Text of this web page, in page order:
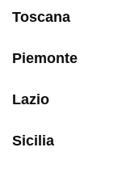
Toscana
Piemonte
Lazio
Sicilia